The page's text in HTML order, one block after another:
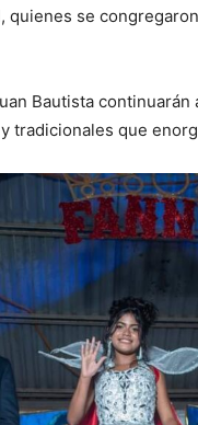
quienes se
Bautista
tradicionales que